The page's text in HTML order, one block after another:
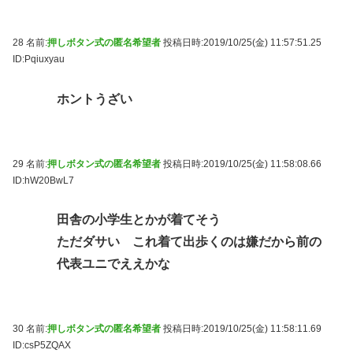
28 名前:押しボタン式の匿名希望者 投稿日時:2019/10/25(金) 11:57:51.25
ID:Pqiuxyau
ホントうざい
29 名前:押しボタン式の匿名希望者 投稿日時:2019/10/25(金) 11:58:08.66
ID:hW20BwL7
田舎の小学生とかが着てそう
ただダサい これ着て出歩くのは嫌だから前の
代表ユニでええかな
30 名前:押しボタン式の匿名希望者 投稿日時:2019/10/25(金) 11:58:11.69
ID:csP5ZQAX